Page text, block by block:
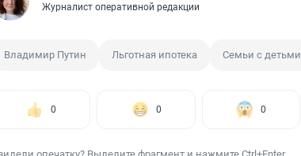
Журналист оперативной редакции
Владимир Путин Льготная ипотека Семьи с детьми
0 0 0